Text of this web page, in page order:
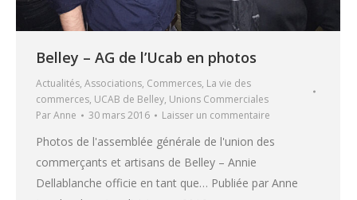
Belley – AG de l’Ucab en photos
Actualités, Associations, Commerces, La vie des
commerces, UCAB de Belley, Unions Commerciales
ParAnne 30 mars 2016 Laisser un commentaire
Photos de l'assemblée générale de l'union des
commerçants et artisans de Belley – Annie
Dellablanche officie en tant que… Publiée par Anne